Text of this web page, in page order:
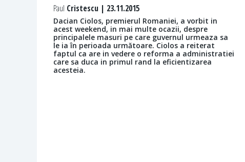
Paul Cristescu | 23.11.2015
Dacian Ciolos, premierul Romaniei, a vorbit in
acest weekend, in mai multe ocazii, despre
principalele masuri pe care guvernul urmeaza sa
le ia în perioada următoare. Ciolos a reiterat
faptul ca are in vedere o reforma a administratiei
care sa duca in primul rand la eficientizarea
acesteia.